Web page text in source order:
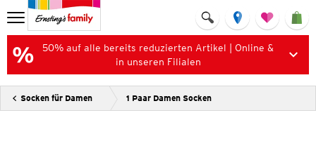
50% auf alle bereits reduzierten Artikel | Online &
in unseren Filialen
Socken für Damen 1 Paar Damen Socken